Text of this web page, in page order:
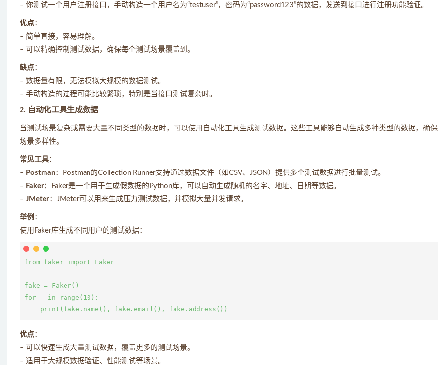
– 你测试一个用户注册接口，手动构造一个用户名为“testuser”，密码为“password123”的数据，发送到接口进行注册功能验证。
优点：
– 简单直接，容易理解。
– 可以精确控制测试数据，确保每个测试场景覆盖到。
缺点：
– 数据量有限，无法模拟大规模的数据测试。
– 手动构造的过程可能比较繁琐，特别是当接口测试复杂时。
2. 自动化工具生成数据
当测试场景复杂或需要大量不同类型的数据时，可以使用自动化工具生成测试数据。这些工具能够自动生成多种类型的数据，确
场景多样性。
常见工具：
– Postman：Postman的Collection Runner支持通过数据文件（如CSV、JSON）提供多个测试数据进行批量测试。
– Faker：Faker是一个用于生成假数据的Python库，可以自动生成随机的名字、地址、日期等数据。
– JMeter：JMeter可以用来生成压力测试数据，并模拟大量并发请求。
举例 ：
使用Faker库生成不同用户的测试数据：
from faker import Faker
fake = Faker()
for _ in range(10):
优点：
– 可以快速生成大量测试数据，覆盖更多的测试场景。
– 适用于大规模数据验证、性能测试等场景。